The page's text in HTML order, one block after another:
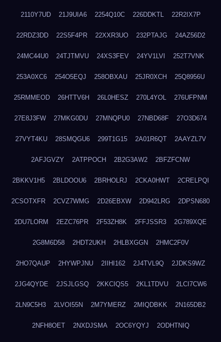
2110Y7UD 21J9UIA6 2254Q10C 226DDKTL 22R2IX7P
22RDZ3DD 22S5F4PR 22XXR3UO 232PTAJG 24AZ56D2
24MC44U0 24TJTMVU 24XS3FEV 24YV1LVI 252T7VNK
253A0XC6 254O5EQJ 258OBXAU 25JR0XCH 25Q8956U
25RMMEOD 26HTTV6H 26L0HESZ 270L4YOL 276UFPNM
27E8J3FW 27MKG0DU 27MNQPU0 27NBD68F 27O3D674
27VYT4KU 28SMQGU6 299T1G15 2A01R6QT 2AAYZL7V
2AFJGVZY 2ATPPOCH 2B2G3AW2 2BFZFCNW
2BKKV1H5 2BLDOOU6 2BRHOLRJ 2CKA0HWT 2CRELPQI
2CSOTXFR 2CVZ7WMG 2D26EBXW 2D942LRG 2DPSN680
2DU7LORM 2EZC76PR 2F53ZH8K 2FFJSSR3 2G789XQE
2G8M6D58 2HDT2UKH 2HLBXGGN 2HMC2F0V
2HO7QAUP 2HYWPJNU 2IIHI162 2J4TVL9Q 2JDKS9WZ
2JG4QYDE 2JSJLGSQ 2KKCIQS5 2KL1TDVU 2LCI7CW6
2LN9C5H3 2LVOI55N 2M7YMERZ 2MIQDBKK 2N165DB2
2NFH8OET 2NXDJSMA 2OC6YQYJ 2ODHTNIQ